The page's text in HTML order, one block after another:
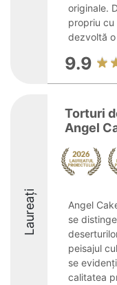
originale.
propriu
dezvoltă
9.9
Laureați
Torturi
Angel
Angel
se
peisajul
se
calitatea